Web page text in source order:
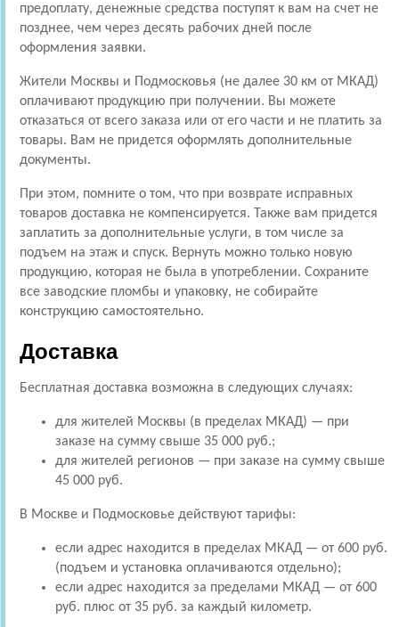
предоплату, денежные средства поступят к вам на счет не
позднее, чем через десять рабочих дней после
оформления заявки.
Жители Москвы и Подмосковья (не далее 30 км от МКАД)
оплачивают продукцию при получении. Вы можете
отказаться от всего заказа или от его части и не платить за
товары. Вам не придется оформлять дополнительные
документы.
При этом, помните о том, что при возврате исправных
товаров доставка не компенсируется. Также вам придется
заплатить за дополнительные услуги, в том числе за
подъем на этаж и спуск. Вернуть можно только новую
продукцию, которая не была в употреблении. Сохраните
все заводские пломбы и упаковку, не собирайте
конструкцию самостоятельно.
Доставка
Бесплатная доставка возможна в следующих случаях:
для жителей Москвы (в пределах МКАД) — при
заказе на сумму свыше 35 000 руб.;
для жителей регионов — при заказе на сумму свыше
45 000 руб.
В Москве и Подмосковье действуют тарифы:
если адрес находится в пределах МКАД — от 600 руб.
(подъем и установка оплачиваются отдельно);
если адрес находится за пределами МКАД — от 600
руб. плюс от 35 руб. за каждый километр.